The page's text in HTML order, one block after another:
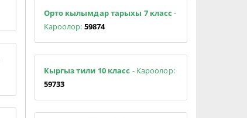
Орто кылымдар тарыхы 7 класс-
Кароолор: 59874
Кыргыз тили 10 класс - Кароолор:
59733